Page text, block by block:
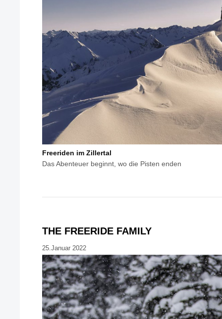
Freeriden im Zillertal
Das Abenteuer beginnt, wo die Pisten enden
THE FREERIDE FAMILY
25.Januar 2022